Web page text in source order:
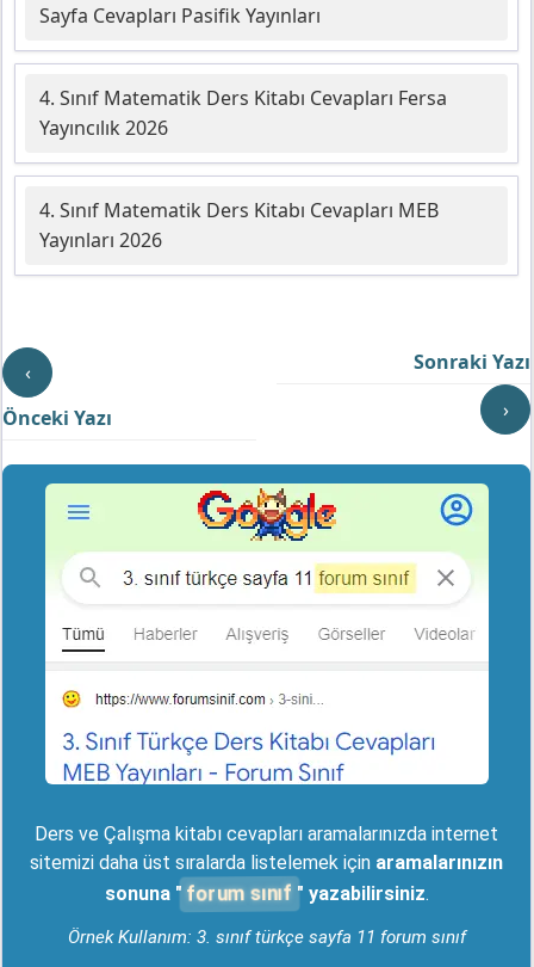
Sayfa Cevapları Pasifik Yayınları
4. Sınıf Matematik Ders Kitabı Cevapları Fersa
Yayıncılık 2026
4. Sınıf Matematik Ders Kitabı Cevapları MEB
Yayınları 2026
‹
Önceki Yazı
Sonraki Yazı
›
Ders ve Çalışma kitabı cevapları aramalarınızda internet
sitemizi daha üst sıralarda listelemek için aramalarınızın
sonuna " forum sınıf " yazabilirsiniz.
Örnek Kullanım: 3. sınıf türkçe sayfa 11 forum sınıf